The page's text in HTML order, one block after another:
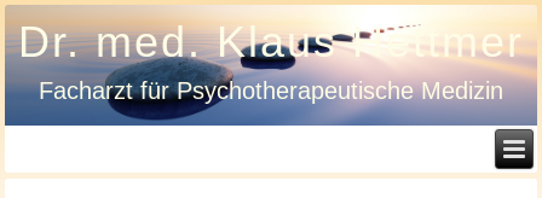
Dr. med. Klaus Hettmer
Facharzt für Psychotherapeutische Medizin